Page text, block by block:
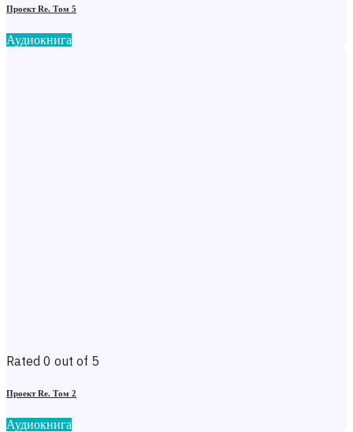
Проект Re. Том 5
Аудиокнига
Rated 0 out of 5
Проект Re. Том 2
Аудиокнига